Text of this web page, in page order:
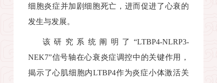
细胞炎症并加剧细胞死亡，进而促进了心衰的
发生与发展。
该研究系统阐明了“LTBP4-NLRP3-
NEK7”信号轴在心衰炎症调控中的关键作用，
揭示了心肌细胞内LTBP4作为炎症小体激活关